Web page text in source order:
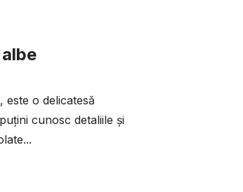
este o delicatesă
cunosc detaliile și